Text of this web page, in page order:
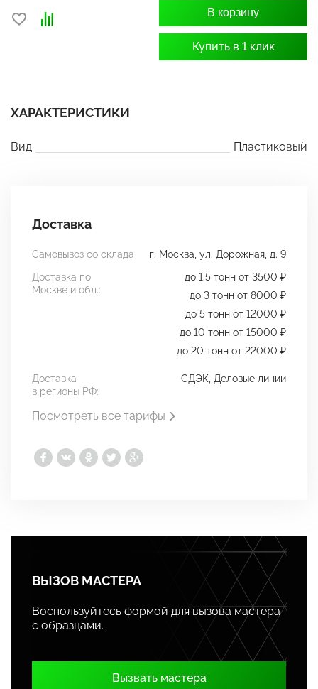
В корзину
Купить в 1 клик
ХАРАКТЕРИСТИКИ
Вид Пластиковый
Доставка
Самовывоз со склада
г. Москва, ул. Дорожная, д. 9
Доставка по
Москве и обл.:
до 1.5 тонн от 3500 ₽
до 3 тонн от 8000 ₽
до 5 тонн от 12000 ₽
до 10 тонн от 15000 ₽
до 20 тонн от 22000 ₽
Доставка
в регионы РФ:
СДЭК, Деловые линии
Посмотреть все тарифы
ВЫЗОВ МАСТЕРА
Воспользуйтесь формой для вызова мастера
с образцами.
Вызвать мастера